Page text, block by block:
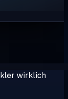
wirklich